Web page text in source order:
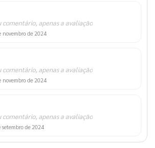
comentário, apenas a avaliação
novembro de 2024
comentário, apenas a avaliação
novembro de 2024
comentário, apenas a avaliação
setembro de 2024